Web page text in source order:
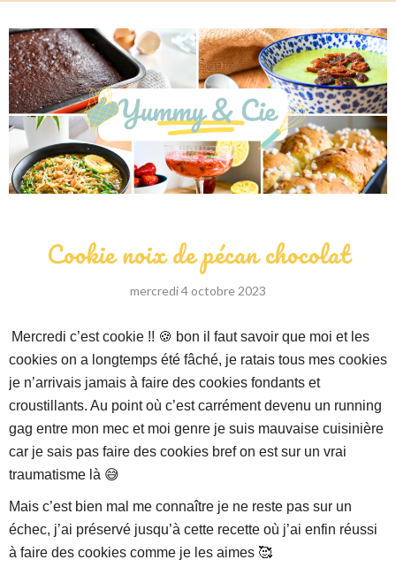
Cookie noix de pécan chocolat
mercredi 4 octobre 2023
Mercredi c’est cookie !! 🍪 bon il faut savoir que moi et les
cookies on a longtemps été fâché, je ratais tous mes cookies
je n’arrivais jamais à faire des cookies fondants et
croustillants. Au point où c’est carrément devenu un running
gag entre mon mec et moi genre je suis mauvaise cuisinière
car je sais pas faire des cookies bref on est sur un vrai
traumatisme là 😅
Mais c’est bien mal me connaître je ne reste pas sur un
échec, j’ai préservé jusqu’à cette recette où j’ai enfin réussi
à faire des cookies comme je les aimes 🥰